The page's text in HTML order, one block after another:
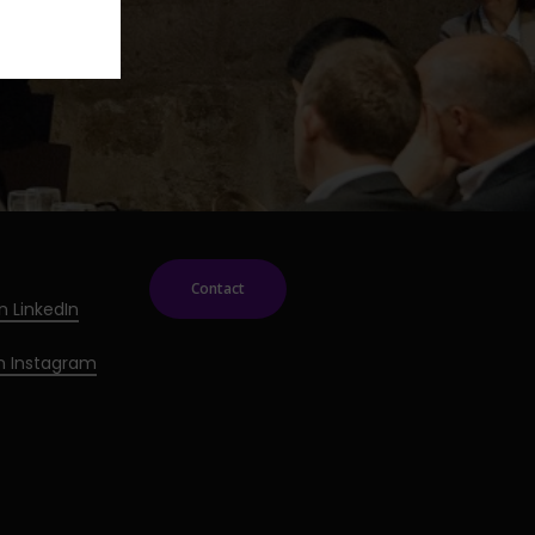
LinkedIn
Instagram
Contact